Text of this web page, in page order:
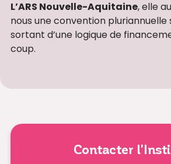
L’ARS Nouvelle-Aquitaine, elle
nous une convention pluriannuelle
sortant d’une logique de
coup.
Contacter